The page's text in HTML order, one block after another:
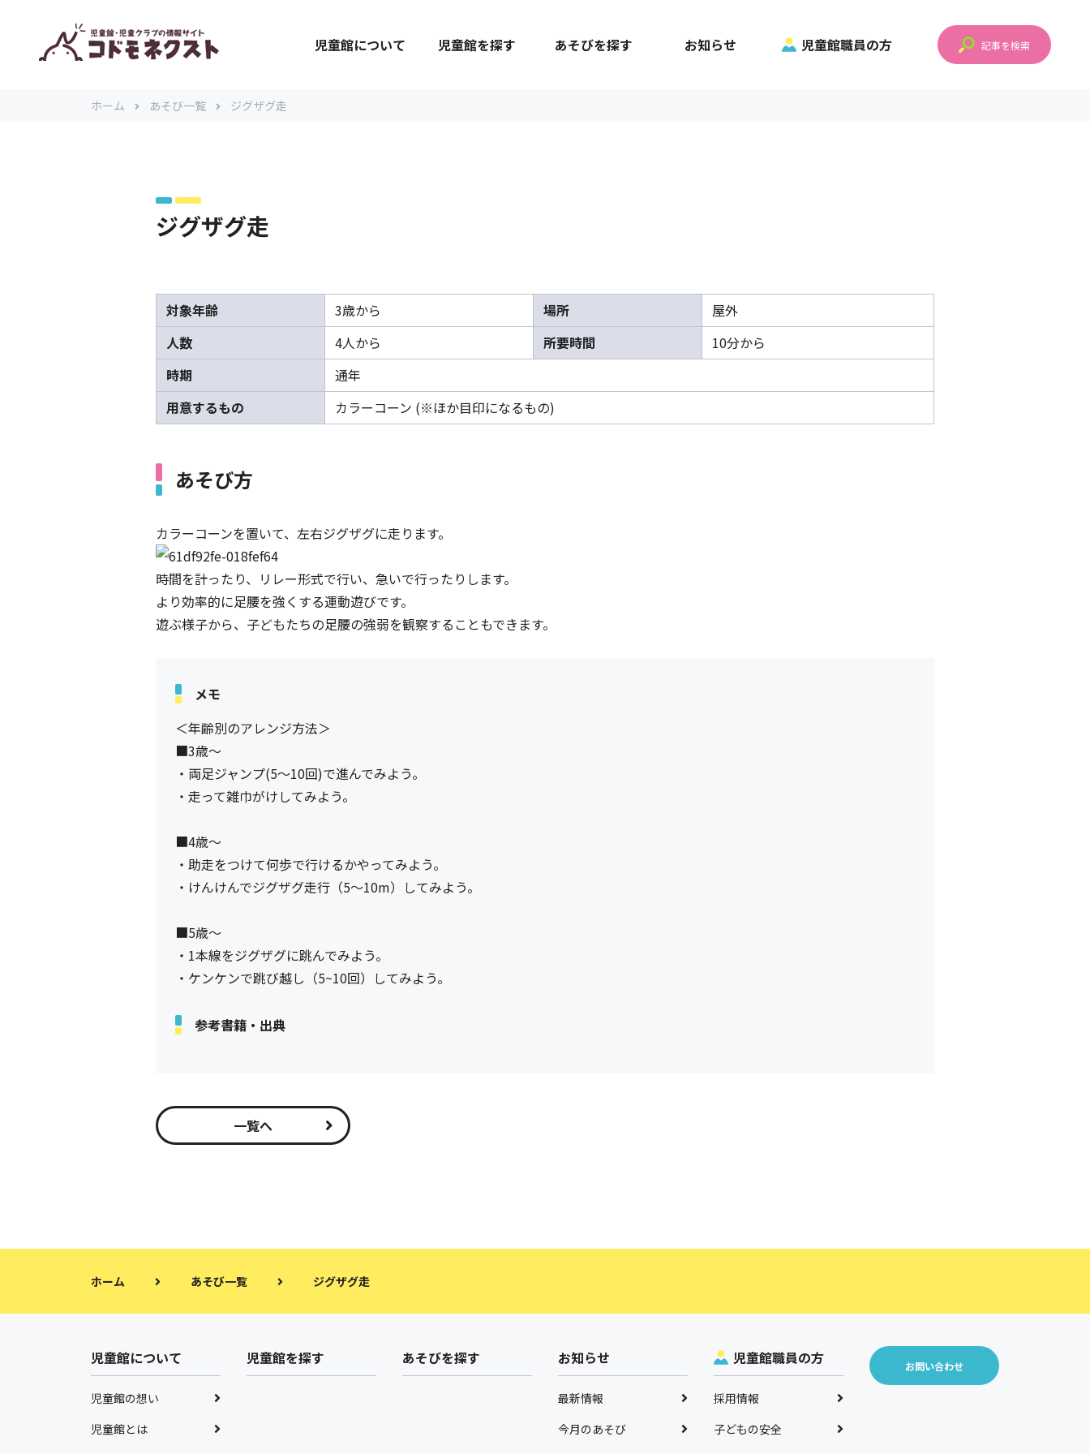
児童館について 児童館を探す あそびを探す お知らせ 児童館職員の方 記事を検索
ホーム あそび一覧 ジグザグ走
ジグザグ走
対象年齢 3歳から 場所
屋外
人数
4人から 所要時間
10分から
時期
通年
用意するもの
カラーコーン (※ほか目印になるもの)
あそび方
カラーコーンを置いて、左右ジグザグに走ります。
時間を計ったり、リレー形式で行い、急いで行ったりします。
より効率的に足腰を強くする運動遊びです。
遊ぶ様子から、子どもたちの足腰の強弱を観察することもできます。
メモ
＜年齢別のアレンジ方法＞
■3歳～
・両足ジャンプ(5～10回)で進んでみよう。
・走って雑巾がけしてみよう。
■4歳～
・助走をつけて何歩で行けるかやってみよう。
・けんけんでジグザグ走行（5～10m）してみよう。
■5歳～
・1本線をジグザグに跳んでみよう。
・ケンケンで跳び越し（5~10回）してみよう。
参考書籍・出典
一覧へ
ホーム あそび一覧 ジグザグ走
児童館について
児童館の想い
児童館とは
児童館を探す あそびを探す お知らせ
最新情報
今月のあそび
児童館職員の方
採用情報
子どもの安全
お問い合わせ